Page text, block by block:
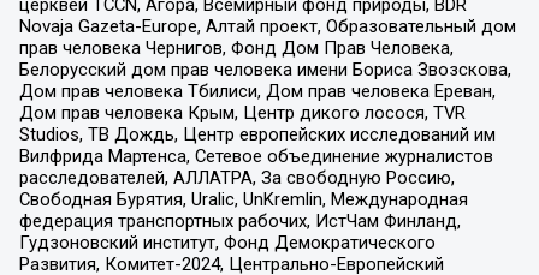
церквей TCCN, Агора, Всемирный фонд природы, BDR
Novaja Gazeta-Europe, Алтай проект, Образовательный дом
прав человека Чернигов, Фонд Дом Прав Человека,
Белорусский дом прав человека имени Бориса Звозскова,
Дом прав человека Тбилиси, Дом прав человека Ереван,
Дом прав человека Крым, Центр дикого лосося, TVR
Studios, ТВ Дождь, Центр европейских исследований им
Вилфрида Мартенса, Сетевое объединение журналистов
расследователей, АЛЛАТРА, За свободную Россию,
Свободная Бурятия, Uralic, UnKremlin, Международная
федерация транспортных рабочих, ИстЧам Финланд,
Гудзоновский институт, Фонд Демократического
Развития, Комитет-2024, Центрально-Европейский